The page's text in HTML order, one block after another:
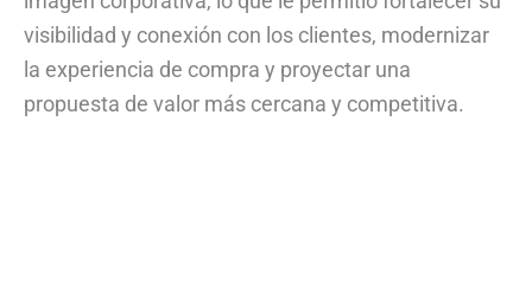
visibilidad y conexión con los clientes, modernizar
la experiencia de compra y proyectar una
propuesta de valor más cercana y competitiva.